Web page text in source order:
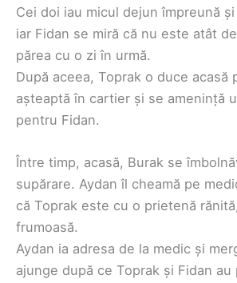
Cei doi iau micul dejun împreună
iar Fidan se miră că nu este atât
părea cu o zi în urmă.
După aceea, Toprak o duce acasă
așteaptă în cartier și se amenință
pentru Fidan.
Între timp, acasă, Burak se
supărare. Aydan îl cheamă pe
că Toprak este cu o prietenă
frumoasă.
Aydan ia adresa de la medic și
ajunge după ce Toprak și Fidan au